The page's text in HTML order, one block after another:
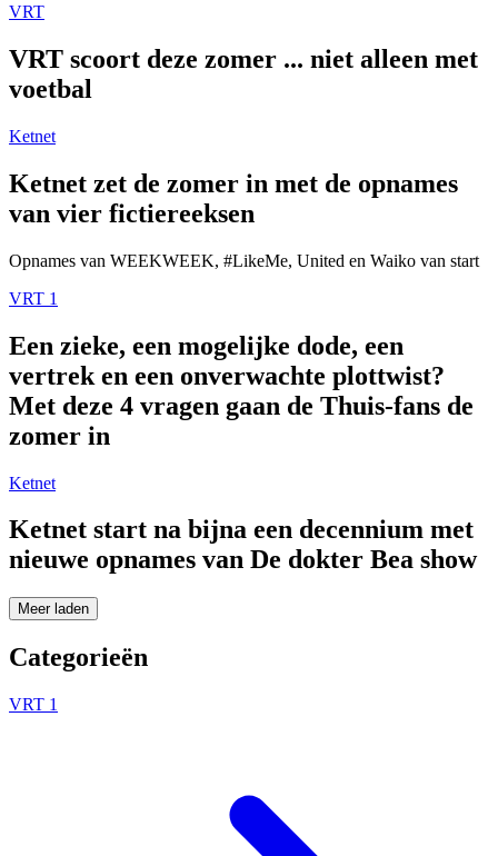
VRT
VRT scoort deze zomer ... niet alleen met
voetbal
Ketnet
Ketnet zet de zomer in met de opnames
van vier fictiereeksen
Opnames van WEEKWEEK, #LikeMe, United en Waiko van start
VRT 1
Een zieke, een mogelijke dode, een
vertrek en een onverwachte plottwist?
Met deze 4 vragen gaan de Thuis-fans de
zomer in
Ketnet
Ketnet start na bijna een decennium met
nieuwe opnames van De dokter Bea show
Meer laden
Categorieën
VRT 1